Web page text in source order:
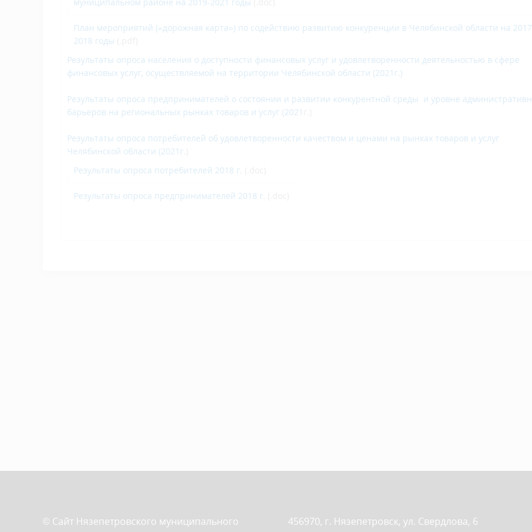
План мероприятий («дорожная карта») по содействию развитию конкуренции в Челябинской области на
2018 годы
Результаты опроса населения о доступности финансовых услуг и удовлетворенности деятельностью в сфере
финансовых услуг, осуществляемой на территории Челябинской области (2021г.)
Результаты опроса предпринимателей о состоянии и развитии конкурентной среды и уровне
барьеров на региональных рынках товаров и услуг (2021
Результаты опроса потребителей об удовлетворенности качеством и ценами на рынках товаров и услуг
Челябинской области (2021г
Результаты опроса потребителей 2018 г.
Результаты опроса предпринимателей 2018 г.
© Сайт Нязепетровского муниципального 456970, г. Нязепетровск, ул. Свердлова, 6